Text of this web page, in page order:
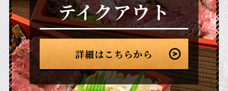
テイクアウト
詳細はこちらから